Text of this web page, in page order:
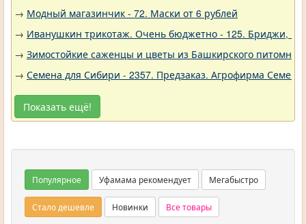
→ Модный магазинчик - 72. Маски от 6 рублей
→ Иванушкин трикотаж. Очень бюджетно - 125. Бриджи,
→ Зимостойкие саженцы и цветы из Башкирского
→ Семена для Сибири - 2357. Предзаказ. Агрофирма
Показать ещё!
Популярное Уфамама рекомендует Мегабыстро
Стало дешевле Новинки Все товары